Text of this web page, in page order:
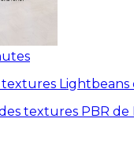
Lightbeans
textures PBR de